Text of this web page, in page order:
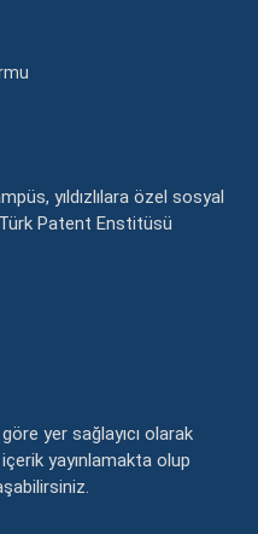
yıldızlılara özel sosyal
Patent Enstitüsü
yer sağlayıcı olarak
yayınlamakta olup